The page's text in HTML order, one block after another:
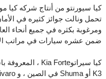
كيا سيورنتو من أنتاج شركه كيا
تحمل ونالت جوائز كثيره في
ومرغوبة بكثره في جميع أنحاء
ضمن عشره سيارات في مراتب